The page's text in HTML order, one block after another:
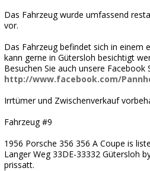
Das Fahrzeug wurde umfassend
vor.
Das Fahrzeug befindet sich in einem
kann gerne in Gütersloh besichtigt
Besuchen Sie auch unsere Facebook
http://www.facebook.com/
Irrtümer und Zwischenverkauf
Fahrzeug #9
1956 Porsche 356 356 A Coupe is
Langer Weg 33DE-33332 Gütersloh
prissatt.